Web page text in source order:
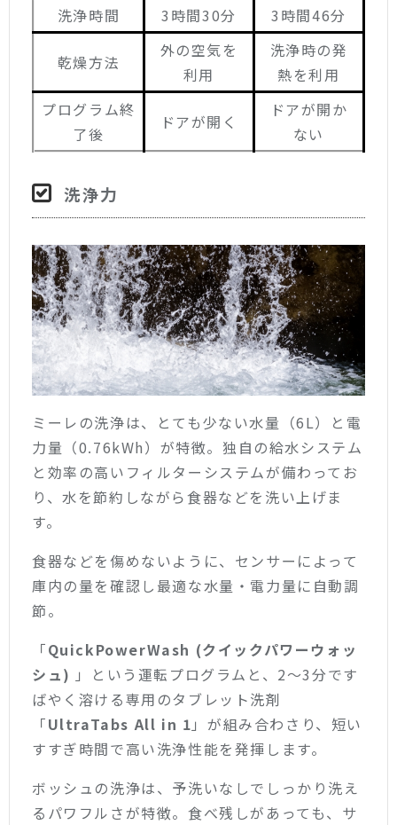
洗浄時間
3時間30分 3時間46分
乾燥方法
外の空気を
利用
洗浄時の発
熱を利用
プログラム終
了後
ドアが開く
ドアが開か
ない
洗浄力
ミーレの洗浄は、とても少ない水量（6L）と電
力量（0.76kWh）が特徴。独自の給水システム
と効率の高いフィルターシステムが備わってお
り、水を節約しながら食器などを洗い上げま
す。
食器などを傷めないように、センサーによって
庫内の量を確認し最適な水量・電力量に自動調
節。
「QuickPowerWash (クイックパワーウォッ
シュ) 」という運転プログラムと、2〜3分です
ばやく溶ける専用のタブレット洗剤
「UltraTabs All in 1 」が組み合わさり、短い
すすぎ時間で高い洗浄性能を発揮します。
ボッシュの洗浄は、予洗いなしでしっかり洗え
るパワフルさが特徴。食べ残しがあっても、サ